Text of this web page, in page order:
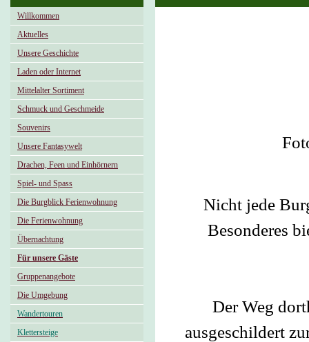
Willkommen
Aktuelles
Unsere Geschichte
Laden oder Internet
Mittelalter Sortiment
Schmuck und Geschmeide
Souvenirs
Unsere Fantasywelt
Drachen, Feen und Einhörnern
Spiel- und Spass
Die Burgblick Ferienwohnung
Die Ferienwohnung
Übernachtung
Für unsere Gäste
Gruppenangebote
Die Umgebung
Wandertouren
Klettersteige
Nicht jede
Besonderes
Der Weg
ausgeschildert